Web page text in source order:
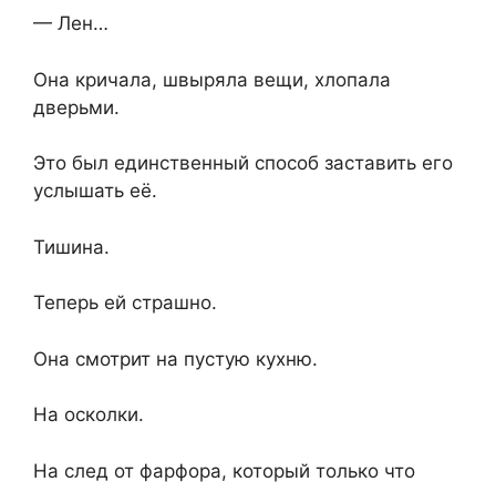
— Лен…
Она кричала, швыряла вещи, хлопала
дверьми.
Это был единственный способ заставить его
услышать её.
Тишина.
Теперь ей страшно.
Она смотрит на пустую кухню.
На осколки.
На след от фарфора, который только что